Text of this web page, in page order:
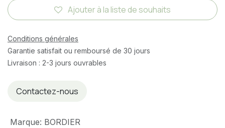
Ajouter à la liste de souhaits
Conditions générales
Garantie satisfait ou remboursé de 30 jours
Livraison : 2-3 jours ouvrables
Contactez-nous
Marque: BORDIER